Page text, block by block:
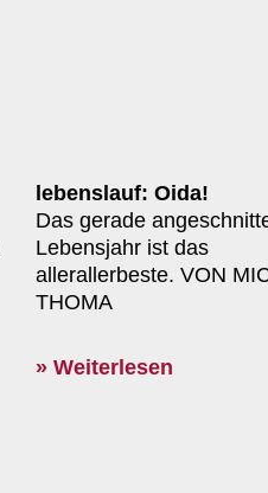
lebenslauf: Oida!
Das gerade
Lebensjahr ist das
allerallerbeste. VON
THOMA
» Weiterlesen